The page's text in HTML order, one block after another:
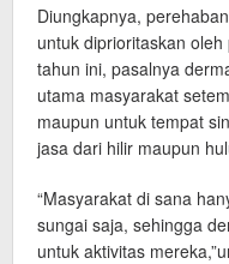
Diungkapnya,
untuk diprioritaskan
tahun ini, pasalnya
utama masyarakat
maupun untuk tempat
jasa dari hilir maupun
“Masyarakat di sana
sungai saja, sehingga
untuk aktivitas